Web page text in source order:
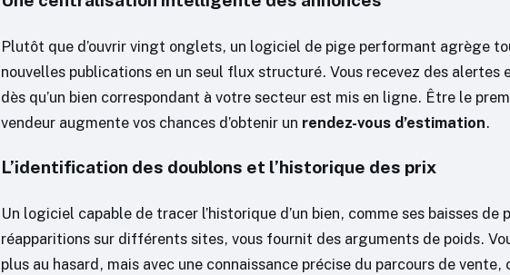
Plutôt que d’ouvrir vingt onglets, un logiciel de pige performant agrège
nouvelles publications en un seul flux structuré. Vous recevez des alertes
dès qu’un bien correspondant à votre secteur est mis en ligne. Être le
vendeur augmente vos chances d’obtenir un rendez-vous d’estimation.
L’identification des doublons et l’historique des prix
Un logiciel capable de tracer l’historique d’un bien, comme ses baisses de
réapparitions sur différents sites, vous fournit des arguments de poids.
plus au hasard, mais avec une connaissance précise du parcours de vente,